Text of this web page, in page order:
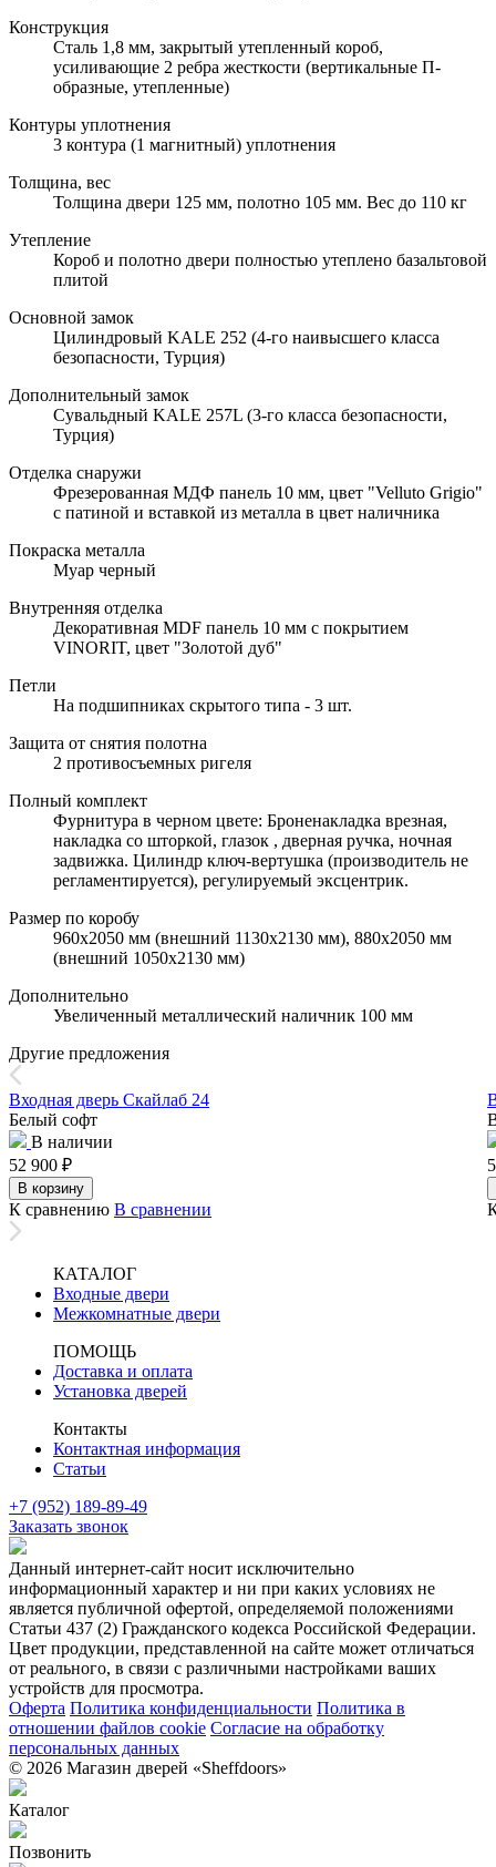
Конструкция
Сталь 1,8 мм, закрытый утепленный короб,
усиливающие 2 ребра жесткости (вертикальные П-
образные, утепленные)
Контуры уплотнения
3 контура (1 магнитный) уплотнения
Толщина, вес
Толщина двери 125 мм, полотно 105 мм. Вес до 110 кг
Утепление
Короб и полотно двери полностью утеплено базальтовой
плитой
Основной замок
Цилиндровый KALE 252 (4-го наивысшего класса
безопасности, Турция)
Дополнительный замок
Сувальдный KALE 257L (3-го класса безопасности,
Турция)
Отделка снаружи
Фрезерованная МДФ панель 10 мм, цвет "Velluto Grigio"
с патиной и вставкой из металла в цвет наличника
Покраска металла
Муар черный
Внутренняя отделка
Декоративная MDF панель 10 мм с покрытием
VINORIT, цвет "Золотой дуб"
Петли
На подшипниках скрытого типа - 3 шт.
Защита от снятия полотна
2 противосъемных ригеля
Полный комплект
Фурнитура в черном цвете: Броненакладка врезная,
накладка со шторкой, глазок , дверная ручка, ночная
задвижка. Цилиндр ключ-вертушка (производитель не
регламентируется), регулируемый эксцентрик.
Размер по коробу
960х2050 мм (внешний 1130х2130 мм), 880х2050 мм
(внешний 1050х2130 мм)
Дополнительно
Увеличенный металлический наличник 100 мм
Другие предложения
Входная дверь Скайлаб 24
Белый софт
В наличии
52 900 ₽
В корзину
К сравнению В сравнении
КАТАЛОГ
Входные двери
Межкомнатные двери
ПОМОЩЬ
Доставка и оплата
Установка дверей
Контакты
Контактная информация
Статьи
+7 (952) 189-89-49
Заказать звонок
Данный интернет-сайт носит исключительно
информационный характер и ни при каких условиях не
является публичной офертой, определяемой положениями
Статьи 437 (2) Гражданского кодекса Российской Федерации.
Цвет продукции, представленной на сайте может отличаться
от реального, в связи с различными настройками ваших
устройств для просмотра.
Оферта Политика конфиденциальности Политика в
отношении файлов cookie Согласие на обработку
персональных данных
© 2026 Магазин дверей «Sheffdoors»
Каталог
Позвонить